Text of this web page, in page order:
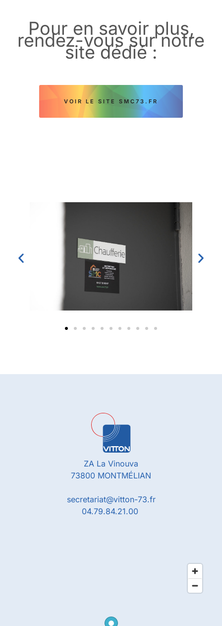
Pour en savoir plus,
rendez-vous sur notre
site dédié :
VOIR LE SITE SMC73.FR
ZA La Vinouva
73800 MONTMÉLIAN
secretariat@vitton-73.fr
04.79.84.21.00